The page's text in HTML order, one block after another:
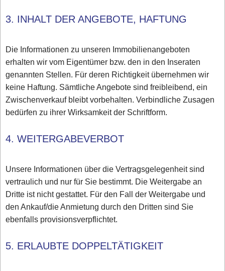
3. INHALT DER ANGEBOTE, HAFTUNG
Die Informationen zu unseren Immobilienangeboten
erhalten wir vom Eigentümer bzw. den in den Inseraten
genannten Stellen. Für deren Richtigkeit übernehmen wir
keine Haftung. Sämtliche Angebote sind freibleibend, ein
Zwischenverkauf bleibt vorbehalten. Verbindliche Zusagen
bedürfen zu ihrer Wirksamkeit der Schriftform.
4. WEITERGABEVERBOT
Unsere Informationen über die Vertragsgelegenheit sind
vertraulich und nur für Sie bestimmt. Die Weitergabe an
Dritte ist nicht gestattet. Für den Fall der Weitergabe und
den Ankauf/die Anmietung durch den Dritten sind Sie
ebenfalls provisionsverpflichtet.
5. ERLAUBTE DOPPELTÄTIGKEIT